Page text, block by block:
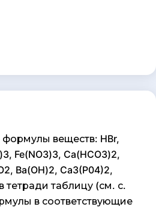
веществ: HBr,
Fe(NO3)3, Ca(HCO3)2,
Ba(OH)2, Ca3(P04)2,
тетради таблицу (см. с.
в соответствующие